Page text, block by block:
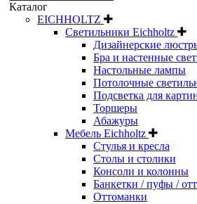
Каталог
EICHHOLTZ
Светильники Eichholtz
Дизайнерские
Бра и настенные
Настольные лампы
Потолочные
Подсветка для
Торшеры
Абажуры
Мебель Eichholtz
Стулья и кресла
Столы и столики
Консоли и колонны
Банкетки / пуфы /
Оттоманки